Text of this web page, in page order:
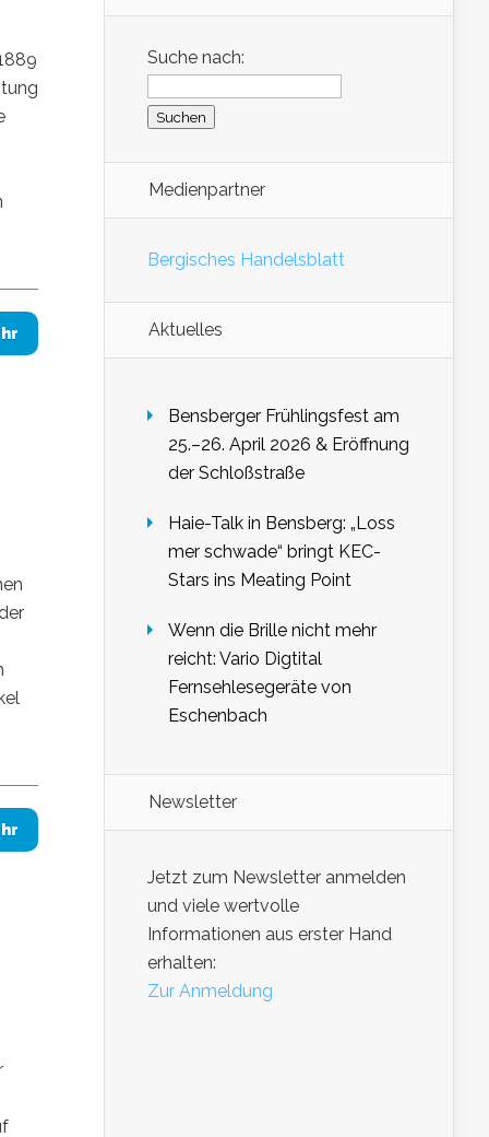
Suche nach:
Medienpartner
Bergisches Handelsblatt
Aktuelles
Bensberger Frühlingsfest am
25.–26. April 2026 & Eröffnung
der Schloßstraße
Haie-Talk in Bensberg: „Loss
mer schwade“ bringt KEC-
Stars ins Meating Point
Wenn die Brille nicht mehr
reicht: Vario Digtital
Fernsehlesegeräte von
Eschenbach
Newsletter
Jetzt zum Newsletter anmelden
und viele wertvolle
Informationen aus erster Hand
erhalten:
Zur Anmeldung